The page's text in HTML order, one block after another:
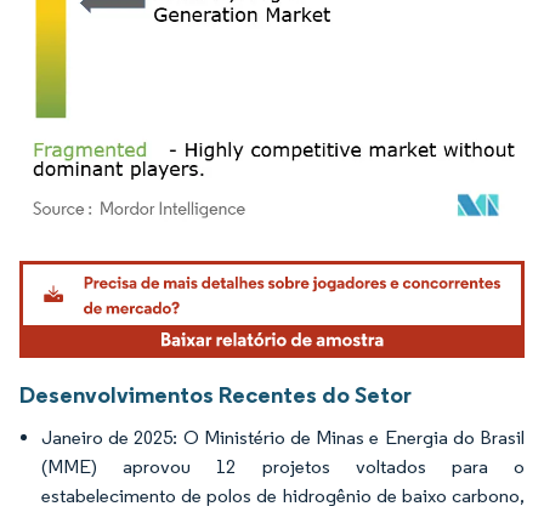
Imagem © Mordor Intelligence. O reuso requer atribuição conforme CC BY 4.0.
Desenvolvimentos Recentes do Setor
Janeiro de 2025: O Ministério de Minas e Energia do Brasil
(MME) aprovou 12 projetos voltados para o
estabelecimento de polos de hidrogênio de baixo carbono,